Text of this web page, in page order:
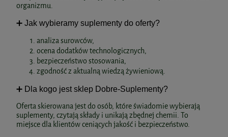
Witamina B12 w kroplach 30ml
AuraHerbals
BICAPS POTASSIUM 60kaps. Formeds
32,99 zł
Czerwony ryż karczoch 60kaps. Aura
Herbals
26,91 zł
Cena regularna:
Najniższa cena:29,90 zł
organizmu.
➕ Jak wybieramy suplementy do oferty?
analiza surowców,
ocena dodatków technologicznych,
bezpieczeństwo stosowania,
zgodność z aktualną wiedzą żywieniową.
➕ Dla kogo jest sklep Dobre-Suplementy?
Oferta skierowana jest do osób, które świadomie wybierają
suplementy, czytają składy i unikają zbędnej chemii. To
miejsce dla klientów ceniących jakość i bezpieczeństwo.